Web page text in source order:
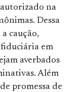
autorizado na
Dessa
caução,
em
averbados
Além
promessa de